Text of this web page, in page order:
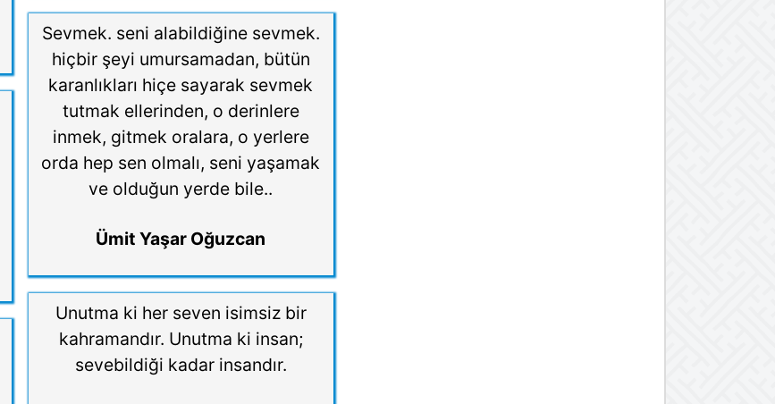
Sevmek. seni alabildiğine sevmek.
hiçbir şeyi umursamadan, bütün
karanlıkları hiçe sayarak sevmek
tutmak ellerinden, o derinlere
inmek, gitmek oralara, o yerlere
orda hep sen olmalı, seni yaşamak
ve olduğun yerde bile..
Ümit Yaşar Oğuzcan
Unutma ki her seven isimsiz bir
kahramandır. Unutma ki insan;
sevebildiği kadar insandır.